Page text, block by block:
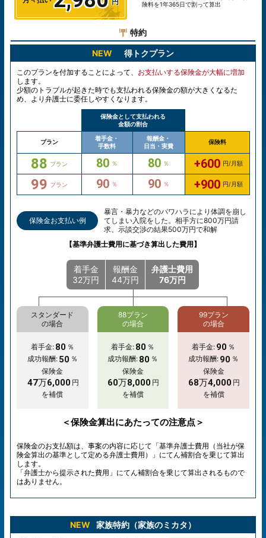
険料を1年365日で割って算出
特約
NEW 得トクプラン
このプランを付加することによって、 お支払いする保険金が大幅に増加
します。
少額のトラブルが起きた時でも支払われる保険金の額が大きくなるた
め、より弁護士に委任しやすくなります。
保険金として支払われる
金額の割合
プラン
着手金・
手数料
報酬金・
日当・実費
保険料
88 プラン 80 ％ 80 ％ +600 円/月額
99 プラン 90 ％ 90 ％ +900 円/月額
保険金お支払い例
暴言・暴力などのパワハラにより体調を崩し
てしまい入院をした。相手方に800万円請
求、示談交渉の結果500万円で和解
【基準弁護士費用に基づき算出した費用】
着手金
32万円
報酬金
44万円
弁護士費用
76万円
スタンダード
の場合
着手金: 80 ％
成功報酬: 50 ％
保険金
47万6,000 円
を補償
88プラン
の場合
着手金: 80 ％
成功報酬: 80 ％
保険金
60万8,000 円
を補償
99プラン
の場合
着手金: 90 ％
成功報酬: 90 ％
保険金
68万4,000 円
を補償
＜保険金算出にあたっての注意点＞
保険金のお支払額は、事案の内容に応じて「基準弁護士費用（当社が保
険金算出の基準として定める弁護士費用）」にてん補割合を乗じて算出
します。
「弁護士から提示された費用」にてん補割合を乗じて算出されるもので
はありません。
NEW 家族特約（家族のミカタ）